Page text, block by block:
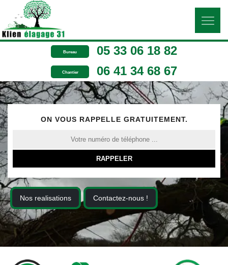
Bureau 05 33 06 18 82
Chantier 06 41 34 68 67
ON VOUS RAPPELLE GRATUITEMENT.
Nos realisations Contactez-nous !